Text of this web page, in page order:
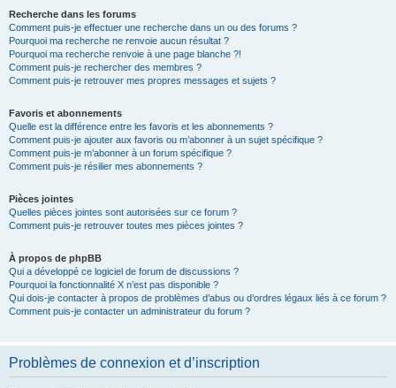
Recherche dans les forums
Comment puis-je effectuer une recherche dans un ou des forums ?
Pourquoi ma recherche ne renvoie aucun résultat ?
Pourquoi ma recherche renvoie à une page blanche ?!
Comment puis-je rechercher des membres ?
Comment puis-je retrouver mes propres messages et sujets ?
Favoris et abonnements
Quelle est la différence entre les favoris et les abonnements ?
Comment puis-je ajouter aux favoris ou m’abonner à un sujet spécifique ?
Comment puis-je m’abonner à un forum spécifique ?
Comment puis-je résilier mes abonnements ?
Pièces jointes
Quelles pièces jointes sont autorisées sur ce forum ?
Comment puis-je retrouver toutes mes pièces jointes ?
À propos de phpBB
Qui a développé ce logiciel de forum de discussions ?
Pourquoi la fonctionnalité X n’est pas disponible ?
Qui dois-je contacter à propos de problèmes d’abus ou d’ordres légaux liés à ce forum ?
Comment puis-je contacter un administrateur du forum ?
Problèmes de connexion et d’inscription